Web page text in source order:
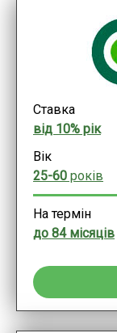
Ставка
від 10% рік
Вік
25-60 років
На термін
до 84 місяців